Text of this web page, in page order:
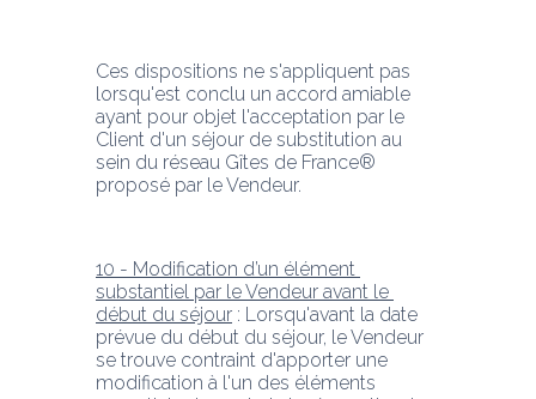
Ces dispositions ne s'appliquent pas
lorsqu'est conclu un accord amiable
ayant pour objet l'acceptation par le
Client d'un séjour de substitution au
sein du réseau Gîtes de France®
proposé par le Vendeur.
10 - Modification d’un élément
substantiel par le Vendeur avant le
début du séjour : Lorsqu'avant la date
prévue du début du séjour, le Vendeur
se trouve contraint d'apporter une
modification à l'un des éléments